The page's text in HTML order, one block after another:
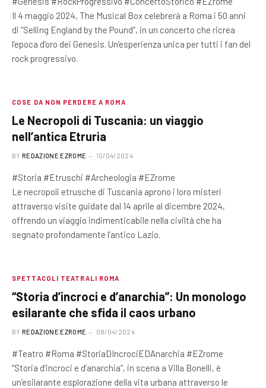
Il 4 maggio 2024, The Musical Box celebrerà a Roma i 50 anni
di “Selling England by the Pound”, in un concerto che ricrea
l’epoca d’oro dei Genesis. Un’esperienza unica per tutti i fan del
rock progressivo.
COSE DA NON PERDERE A ROMA
Le Necropoli di Tuscania: un viaggio
nell’antica Etruria
BY REDAZIONE EZROME 10/04/2024
#Storia #Etruschi #Archeologia #EZrome
Le necropoli etrusche di Tuscania aprono i loro misteri
attraverso visite guidate dal 14 aprile al dicembre 2024,
offrendo un viaggio indimenticabile nella civiltà che ha
segnato profondamente l’antico Lazio.
SPETTACOLI TEATRALI ROMA
“Storia d’incroci e d’anarchia”: Un monologo
esilarante che sfida il caos urbano
BY REDAZIONE EZROME 08/04/2024
#Teatro #Roma #StoriaDIncrociEDAnarchia #EZrome
“Storia d’incroci e d’anarchia”, in scena a Villa Bonelli, è
un’esilarante esplorazione della vita urbana attraverso le